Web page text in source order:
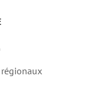
régionaux